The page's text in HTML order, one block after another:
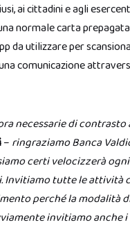
ai cittadini e agli
normale carta
da utilizzare per
comunicazione
necessarie di contrasto
– ringraziamo Banca
certi velocizzerà
Invitiamo tutte le attività
perché la modalità
invitiamo anche